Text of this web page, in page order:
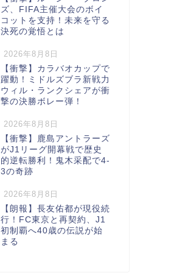
ズ、FIFA主催大会のボイ
コットを支持！未来を守る
決死の覚悟とは
2026年8月8日
【衝撃】カラバオカップで
躍動！ミドルズブラ新戦力
ウィル・ランクシェアが衝
撃の決勝ボレー弾！
2026年8月8日
【衝撃】鹿島アントラーズ
がJ1リーグ開幕戦で歴史
的逆転勝利！鬼木采配で4-
3の奇跡
2026年8月8日
【朗報】長友佑都が現役続
行！FC東京と再契約、J1
初制覇へ40歳の伝説が始
まる